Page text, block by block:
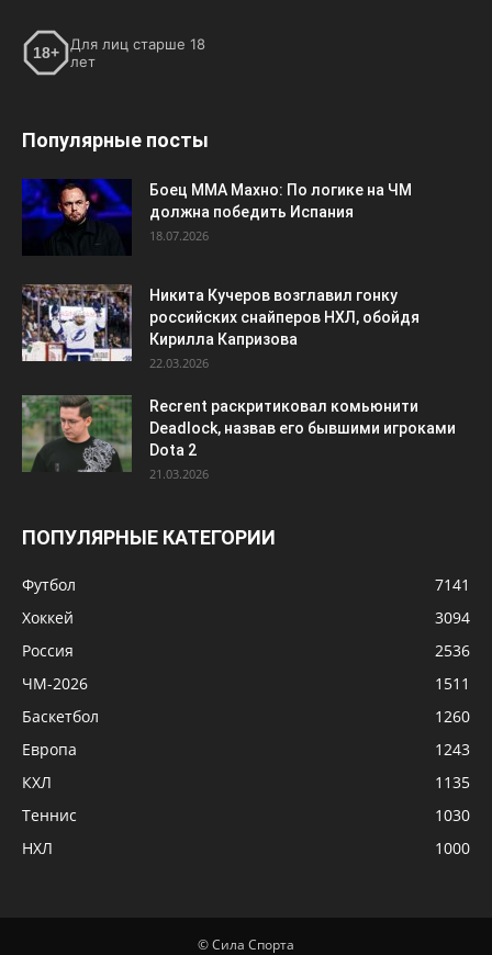
18+
Для лиц старше 18
лет
Популярные посты
Боец ММА Махно: По логике на ЧМ
должна победить Испания
18.07.2026
Никита Кучеров возглавил гонку
российских снайперов НХЛ, обойдя
Кирилла Капризова
22.03.2026
Recrent раскритиковал комьюнити
Deadlock, назвав его бывшими игроками
Dota 2
21.03.2026
ПОПУЛЯРНЫЕ КАТЕГОРИИ
Футбол
7141
Хоккей
3094
Россия
2536
ЧМ-2026
1511
Баскетбол
1260
Европа
1243
КХЛ
1135
Теннис
1030
НХЛ
1000
© Сила Спорта